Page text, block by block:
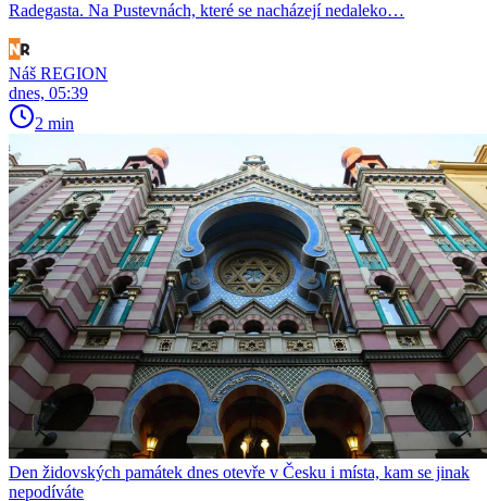
Radegasta. Na Pustevnách, které se nacházejí nedaleko…
Náš REGION
dnes, 05:39
2 min
Den židovských památek dnes otevře v Česku i místa, kam se jinak
nepodíváte